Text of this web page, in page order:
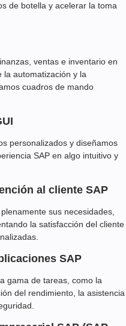
de botella y acelerar la toma
ventas e inventario en
la automatización y la
cuadros de mando
personalizados y diseñamos
SAP en algo intuitivo y
al cliente SAP
sus necesidades,
la satisfacción del cliente
SAP
gama de tareas, como la
del rendimiento, la asistencia